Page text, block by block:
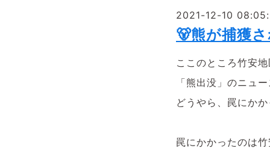
2021-12-10
🐻熊が捕獲
ここのところ竹安
「熊出没」のニュ
どうやら、罠にか
罠にかかったのは